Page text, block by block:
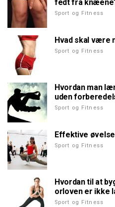
fedt fra
Sport og Fitness
Hvad skal være
Sport og Fitness
Hvordan man
uden
Sport og Fitness
Effektive
Sport og Fitness
Hvordan til at
orloven er ikke
Sport og Fitness